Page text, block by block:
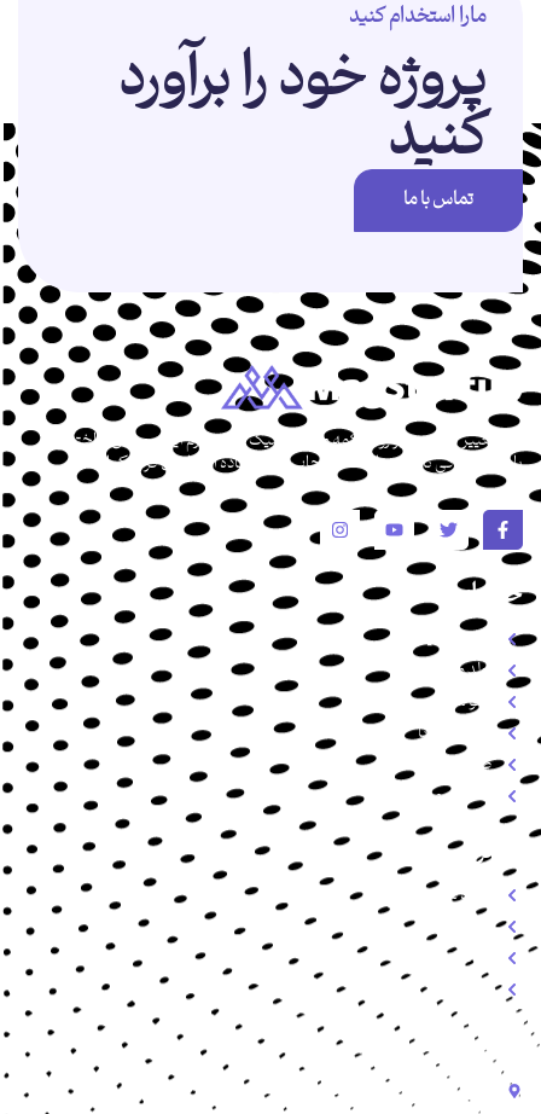
مارا استخدام کنید
پروژه خود را برآورد
کنید
تماس با ما
برای تغییر این متن بر روی دکمه ویرایش کلیک کنید. لورم ایپسوم متن ساختگی
با تولید سادگی نامفهوم از صنعت چاپ و با استفاده از طراحان گرافیک است.
خدمات
طراحی سایت
تولد محتوا
سئو سایت
سوشال مدیا
طراحی گرافیک
خدمات میزبانی وب
دسترسی سریع
درباره ما
خدمات
تعرفه
تماس
تماس با ما
رشت - گلسار - خیابان استاد معین